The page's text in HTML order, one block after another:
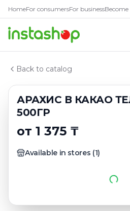
HomeFor consumersFor business
Back to catalog
АРАХИС В КАКАО
500ГР
от 1 375 ₸
Available in stores (1)
Главная
Каталог
Орехи
АРАХИС В КАКАО